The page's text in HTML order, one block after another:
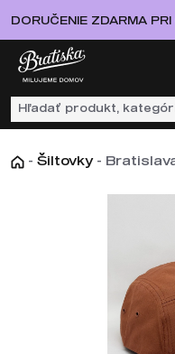
DORUČENIE ZDARMA
- Šiltovky -